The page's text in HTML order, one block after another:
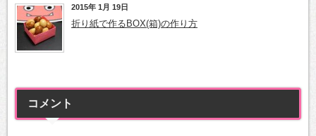
2015年 1月 19日
折り紙で作るBOX(箱)の作り方
コメント